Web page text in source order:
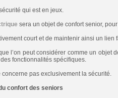
qui est en jeux.
sera un objet de confort senior,
court et de maintenir ainsi un lien
l’on peut considérer comme un objet
fonctionnalités spécifiques.
pas exclusivement la sécurité.
confort des seniors